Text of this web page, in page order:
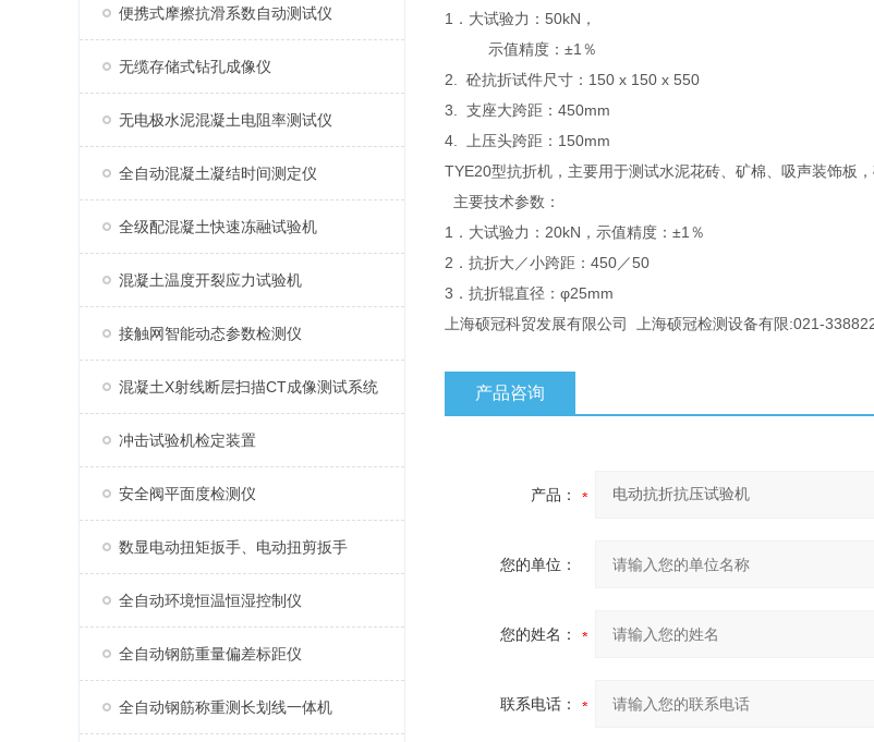
便携式摩擦抗滑系数自动测试仪
无缆存储式钻孔成像仪
无电极水泥混凝土电阻率测试仪
全自动混凝土凝结时间测定仪
全级配混凝土快速冻融试验机
混凝土温度开裂应力试验机
接触网智能动态参数检测仪
混凝土X射线断层扫描CT成像测试系统
冲击试验机检定装置
安全阀平面度检测仪
数显电动扭矩扳手、电动扭剪扳手
全自动环境恒温恒湿控制仪
全自动钢筋重量偏差标距仪
全自动钢筋称重测长划线一体机
1．大试验力：50kN，
示值精度：±1％
2. 砼抗折试件尺寸：150 x 150 x 550
3. 支座大跨距：450mm
4. 上压头跨距：150mm
TYE20型抗折机，主要用于测试水泥花砖、矿棉、吸声装饰板
主要技术参数：
1．大试验力：20kN，示值精度：±1％
2．抗折大／小跨距：450／50
3．抗折辊直径：φ25mm
上海硕冠科贸发展有限公司 上海硕冠检测设备有限:021-
产品咨询
产品：
您的单位：
您的姓名：
联系电话：